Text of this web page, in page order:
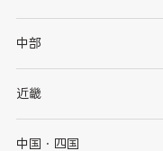
岩手県
秋田県
茨城県
群馬県
千葉県
中部
新潟県
石川県
近畿
大阪府
中国・四国